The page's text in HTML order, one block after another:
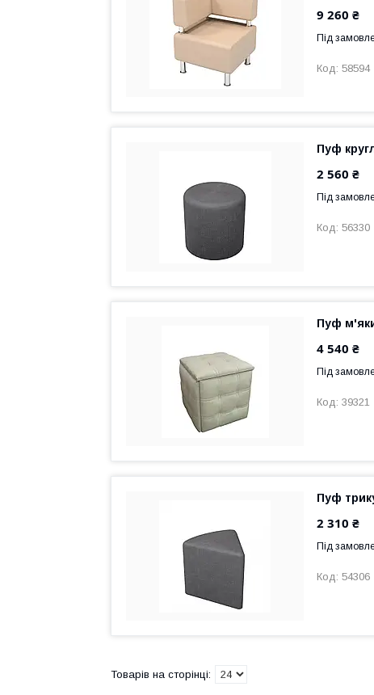
9 260 ₴
Під
58594
Пуф
2 560 ₴
Під
56330
Пуф
4 540 ₴
Під
39321
Пуф
2 310 ₴
Під
54306